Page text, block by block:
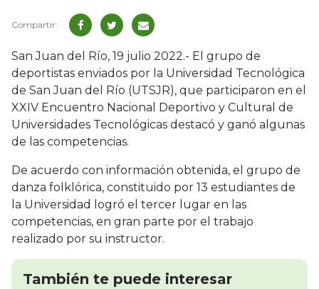
San Juan del Río, 19 julio 2022.- El grupo de
deportistas enviados por la Universidad Tecnológica
de San Juan del Río (UTSJR), que participaron en el
XXIV Encuentro Nacional Deportivo y Cultural de
Universidades Tecnológicas destacó y ganó algunas
de las competencias.
De acuerdo con información obtenida, el grupo de
danza folklórica, constituido por 13 estudiantes de
la Universidad logró el tercer lugar en las
competencias, en gran parte por el trabajo
realizado por su instructor.
También te puede interesar